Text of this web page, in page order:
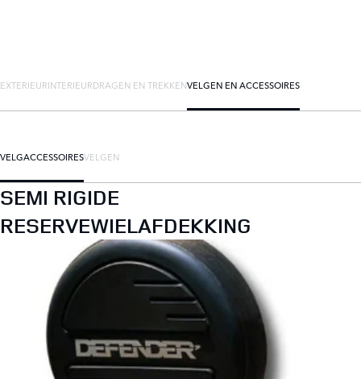
EXTERIEURINTERIEURDRAGEN EN TREKKENVELGEN EN ACCESSOIRES
VELGACCESSOIRESVELGEN
SEMI RIGIDE
RESERVEWIELAFDEKKING